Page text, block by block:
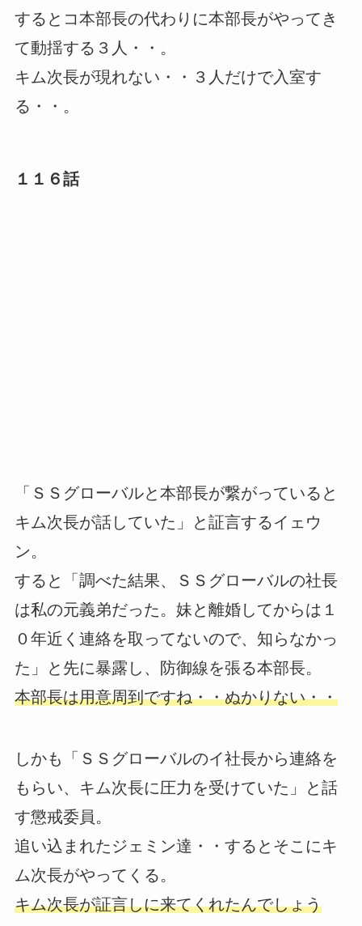
するとコ本部長の代わりに本部長がやってき
て動揺する３人・・。
キム次長が現れない・・３人だけで入室す
る・・。
１１６話
「ＳＳグローバルと本部長が繋がっていると
キム次長が話していた」と証言するイェウ
ン。
すると「調べた結果、ＳＳグローバルの社長
は私の元義弟だった。妹と離婚してからは１
０年近く連絡を取ってないので、知らなかっ
た」と先に暴露し、防御線を張る本部長。
本部長は用意周到ですね・・ぬかりない・・
しかも「ＳＳグローバルのイ社長から連絡を
もらい、キム次長に圧力を受けていた」と話
す懲戒委員。
追い込まれたジェミン達・・するとそこにキ
ム次長がやってくる。
キム次長が証言しに来てくれたんでしょう